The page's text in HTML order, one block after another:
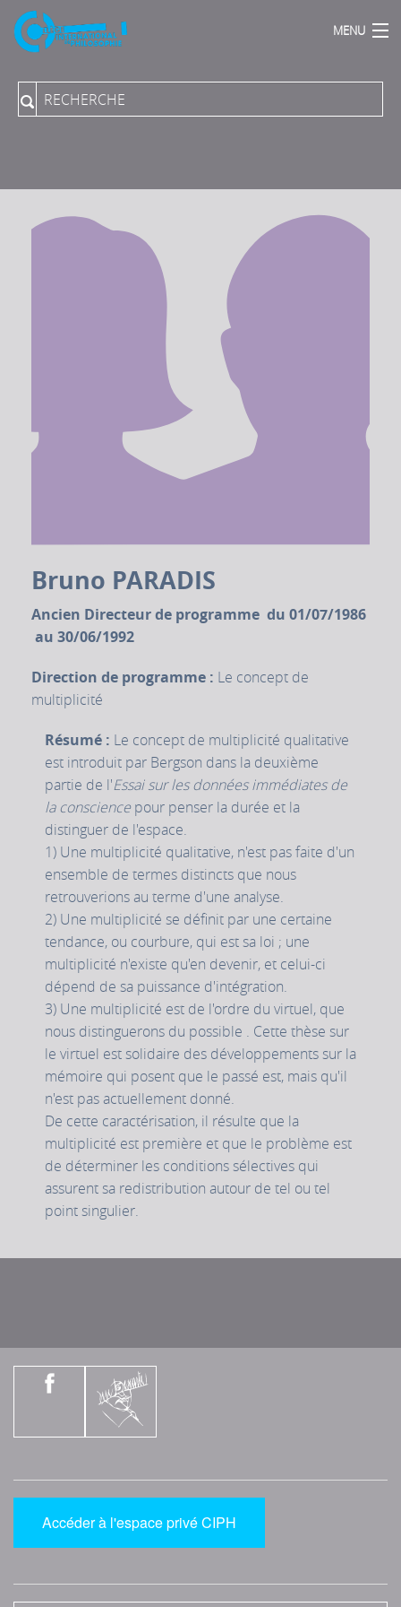
MENU
Qui sommes Nous ?
Collection du Collège aux PUPN
Bruno PARADIS
Ancien Directeur de programme du 01/07/1986
au 30/06/1992
Direction de programme : Le concept de
multiplicité
Résumé : Le concept de multiplicité qualitative
est introduit par Bergson dans la deuxième
partie de l'Essai sur les données immédiates de
la consciencepour penser la durée et la
distinguer de l'espace.
1) Une multiplicité qualitative, n'est pas faite d'un
ensemble de termes distincts que nous
retrouverions au terme d'une analyse.
2) Une multiplicité se définit par une certaine
tendance, ou courbure, qui est sa loi ; une
multiplicité n'existe qu'en devenir, et celui-ci
dépend de sa puissance d'intégration.
3) Une multiplicité est de l'ordre du virtuel, que
nous distinguerons du possible . Cette thèse sur
le virtuel est solidaire des développements sur la
mémoire qui posent que le passé est, mais qu'il
n'est pas actuellement donné.
De cette caractérisation, il résulte que la
multiplicité est première et que le problème est
de déterminer les conditions sélectives qui
assurent sa redistribution autour de tel ou tel
point singulier.
Accéder à l'espace privé CIPH